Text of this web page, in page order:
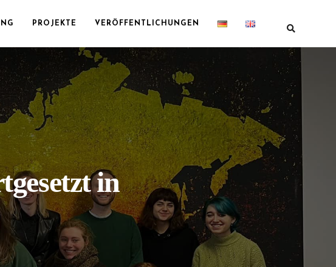
PROJEKTE VERÖFFENTLICHUNGEN
in